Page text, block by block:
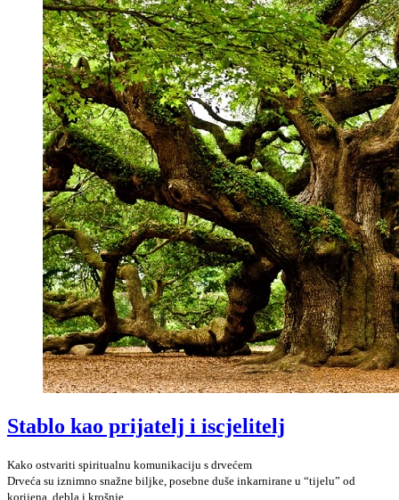
Stablo kao prijatelj i iscjelitelj
Kako ostvariti spiritualnu komunikaciju s drvećem
Drveća su iznimno snažne biljke, posebne duše inkarnirane u “tijelu” od
korijena, debla i krošnje.